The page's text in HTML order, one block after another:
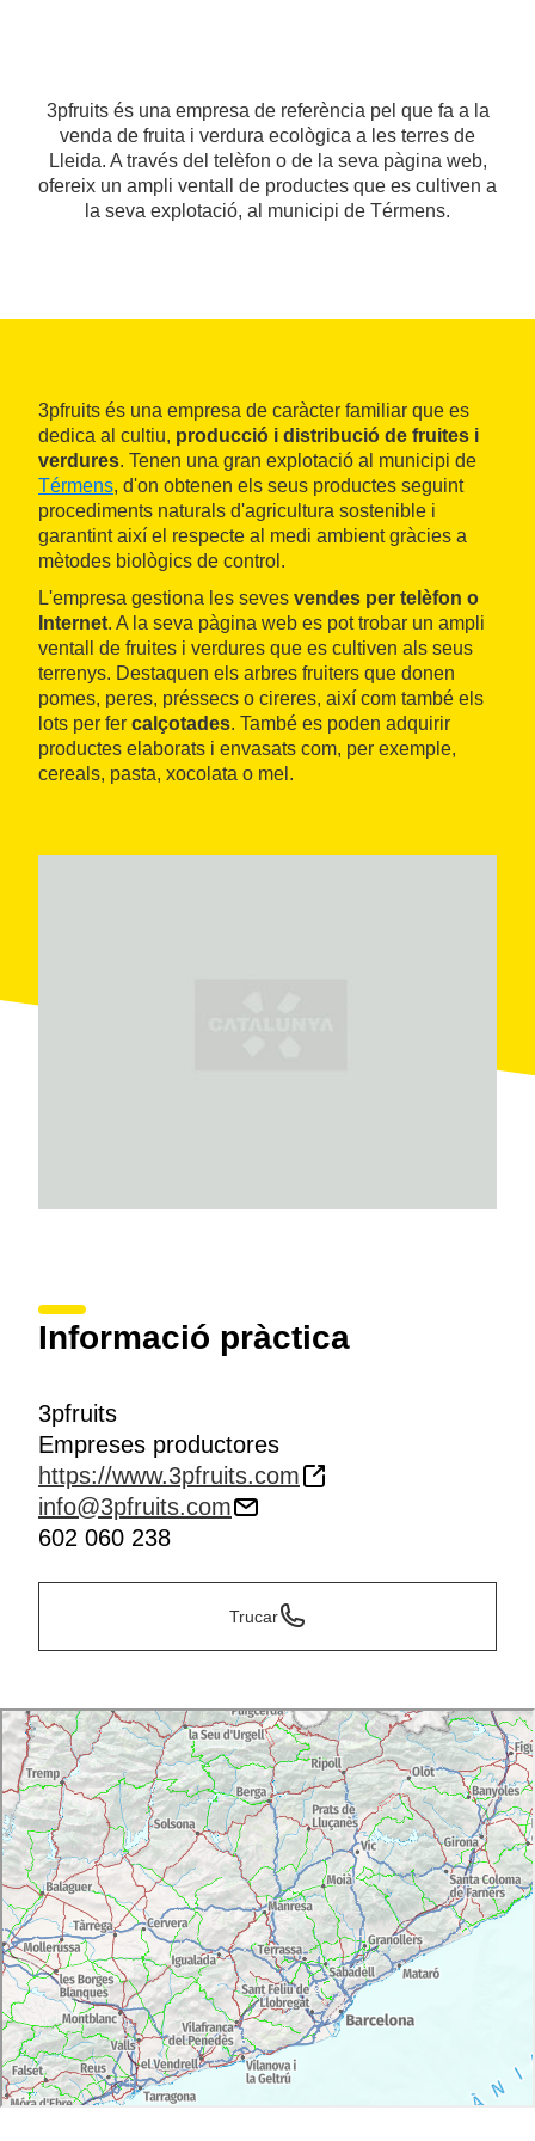
3pfruits és una empresa de referència pel que fa a la
venda de fruita i verdura ecològica a les terres de
Lleida. A través del telèfon o de la seva pàgina web,
ofereix un ampli ventall de productes que es cultiven a
la seva explotació, al municipi de Térmens.
3pfruits és una empresa de caràcter familiar que es
dedica al cultiu, producció i distribució de fruites i
verdures. Tenen una gran explotació al municipi de
Térmens, d'on obtenen els seus productes seguint
procediments naturals d'agricultura sostenible i
garantint així el respecte al medi ambient gràcies a
mètodes biològics de control.
L'empresa gestiona les seves vendes per telèfon o
Internet. A la seva pàgina web es pot trobar un ampli
ventall de fruites i verdures que es cultiven als seus
terrenys. Destaquen els arbres fruiters que donen
pomes, peres, préssecs o cireres, així com també els
lots per fer calçotades. També es poden adquirir
productes elaborats i envasats com, per exemple,
cereals, pasta, xocolata o mel.
Informació pràctica
3pfruits
Empreses productores
https://www.3pfruits.com
info@3pfruits.com
602 060 238
Trucar